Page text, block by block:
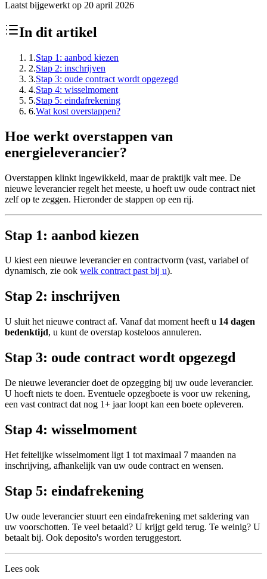
Laatst bijgewerkt op 20 april 2026
In dit artikel
1 .Stap 1: aanbod kiezen
2.Stap 2: inschrijven
3.Stap 3: oude contract wordt opgezegd
4.Stap 4: wisselmoment
5.Stap 5: eindafrekening
6.Wat kost overstappen?
Hoe werkt overstappen van
energieleverancier?
Overstappen klinkt ingewikkeld, maar de praktijk valt mee. De
nieuwe leverancier regelt het meeste, u hoeft uw oude contract niet
zelf op te zeggen. Hieronder de stappen op een rij.
Stap 1: aanbod kiezen
U kiest een nieuwe leverancier en contractvorm (vast, variabel of
dynamisch, zie ook welk contract past bij u).
Stap 2: inschrijven
U sluit het nieuwe contract af. Vanaf dat moment heeft u 14 dagen
bedenktijd, u kunt de overstap kosteloos annuleren.
Stap 3: oude contract wordt opgezegd
De nieuwe leverancier doet de opzegging bij uw oude leverancier.
U hoeft niets te doen. Eventuele opzegboete is voor uw rekening,
een vast contract dat nog 1+ jaar loopt kan een boete opleveren.
Stap 4: wisselmoment
Het feitelijke wisselmoment ligt 1 tot maximaal 7 maanden na
inschrijving, afhankelijk van uw oude contract en wensen.
Stap 5: eindafrekening
Uw oude leverancier stuurt een eindafrekening met saldering van
uw voorschotten. Te veel betaald? U krijgt geld terug. Te weinig? U
betaalt bij. Ook deposito's worden teruggestort.
Lees ook